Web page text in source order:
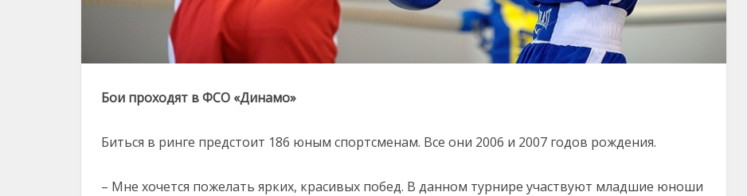
Бои проходят в ФСО «Динамо»
Биться в ринге предстоит 186 юным спортсменам. Все они 2006 и 2007 годов рождения.
– Мне хочется пожелать ярких, красивых побед. В данном турнире участвуют младшие юноши